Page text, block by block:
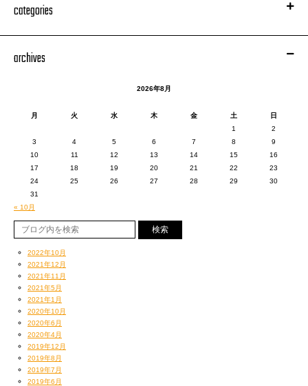
categories
archives
2026年8月
月 火 水 木 金 土
日
1
2
3
4 5 6 7 8
9
10
11 12 13 14 15
16
17
18 19 20 21 22
23
24
25 26 27 28 29
30
31
« 10月
2022年10月
2021年12月
2021年11月
2021年5月
2021年1月
2020年10月
2020年6月
2020年4月
2019年12月
2019年8月
2019年7月
2019年6月